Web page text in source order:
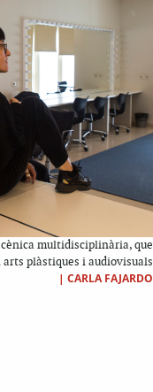
multidisciplinària, que
plàstiques i audiovisuals
| CARLA FAJARDO